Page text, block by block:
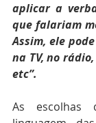
aplicar a
que falariam
Assim, ele
na TV, no
etc”.
As